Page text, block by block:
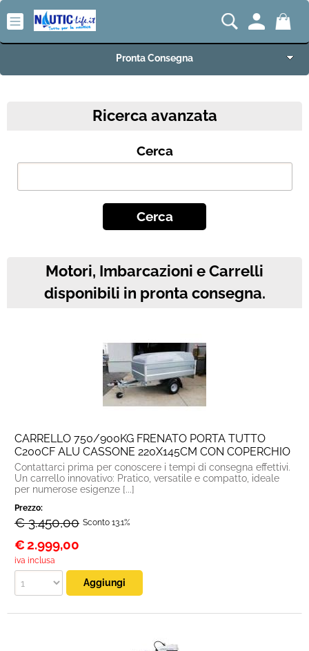
Imbarcazioni e Motori
Offerte del Mese
Best Seller
Fineserie e Occasioni
Usato
Pronta Consegna
Ricerca avanzata
Cerca
Motori, Imbarcazioni e Carrelli
disponibili in pronta consegna.
CARRELLO 750/900KG FRENATO PORTA TUTTO
C200CF ALU CASSONE 220X145CM CON COPERCHIO
Contattarci prima per conoscere i tempi di consegna effettivi.
Un carrello innovativo: Pratico, versatile e compatto, ideale
per numerose esigenze [...]
Prezzo:
€ 3.450,00 Sconto 13.1%
€2.999,00
iva inclusa